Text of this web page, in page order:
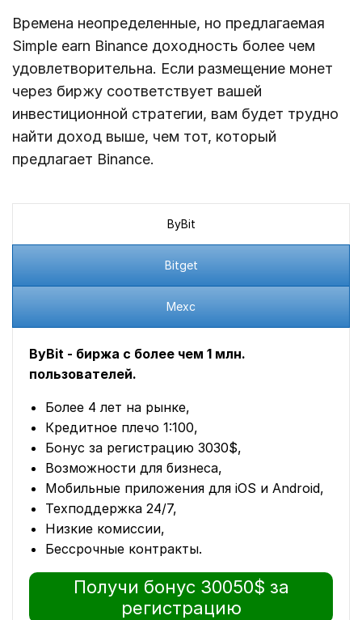
Времена неопределенные, но предлагаемая
Simple earn Binance доходность более чем
удовлетворительна. Если размещение монет
через биржу соответствует вашей
инвестиционной стратегии, вам будет трудно
найти доход выше, чем тот, который
предлагает Binance.
ByBit
Bitget
Mexc
ByBit - биржа с более чем 1 млн.
пользователей.
Более 4 лет на рынке,
Кредитное плечо 1:100,
Бонус за регистрацию 3030$,
Возможности для бизнеса,
Мобильные приложения для iOS и Android,
Техподдержка 24/7,
Низкие комиссии,
Бессрочные контракты.
Получи бонус 30050$ за
регистрацию